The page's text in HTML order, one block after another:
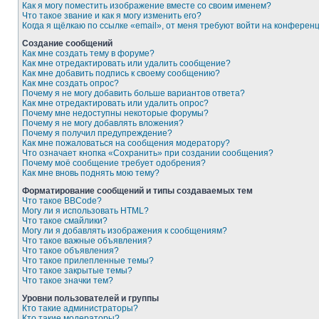
Как я могу поместить изображение вместе со своим именем?
Что такое звание и как я могу изменить его?
Когда я щёлкаю по ссылке «email», от меня требуют войти на
Создание сообщений
Как мне создать тему в форуме?
Как мне отредактировать или удалить сообщение?
Как мне добавить подпись к своему сообщению?
Как мне создать опрос?
Почему я не могу добавить больше вариантов ответа?
Как мне отредактировать или удалить опрос?
Почему мне недоступны некоторые форумы?
Почему я не могу добавлять вложения?
Почему я получил предупреждение?
Как мне пожаловаться на сообщения модератору?
Что означает кнопка «Сохранить» при создании сообщения?
Почему моё сообщение требует одобрения?
Как мне вновь поднять мою тему?
Форматирование сообщений и типы создаваемых тем
Что такое BBCode?
Могу ли я использовать HTML?
Что такое смайлики?
Могу ли я добавлять изображения к сообщениям?
Что такое важные объявления?
Что такое объявления?
Что такое прилепленные темы?
Что такое закрытые темы?
Что такое значки тем?
Уровни пользователей и группы
Кто такие администраторы?